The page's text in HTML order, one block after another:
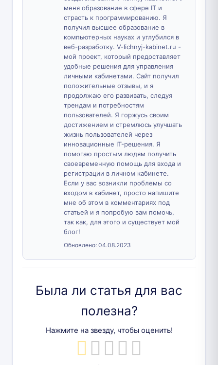
меня образование в сфере IT и
страсть к программированию. Я
получил высшее образование в
компьютерных науках и углубился в
веб-разработку. V-lichnyj-kabinet.ru -
мой проект, который предоставляет
удобные решения для управления
личными кабинетами. Сайт получил
положительные отзывы, и я
продолжаю его развивать, следуя
трендам и потребностям
пользователей. Я горжусь своим
достижением и стремлюсь улучшать
жизнь пользователей через
инновационные IT-решения. Я
помогаю простым людям получить
своевременную помощь для входа и
регистрации в личном кабинете.
Если у вас возникли проблемы со
входом в кабинет, просто напишите
мне об этом в комментариях под
статьей и я попробую вам помочь,
так как, для этого и существует мой
блог!
Обновлено: 04.08.2023
Была ли статья для вас
полезна?
Нажмите на звезду, чтобы оценить!